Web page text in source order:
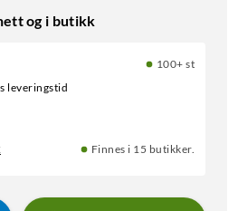
og i butikk
100+ st
leveringstid
Finnes i 15 butikker.